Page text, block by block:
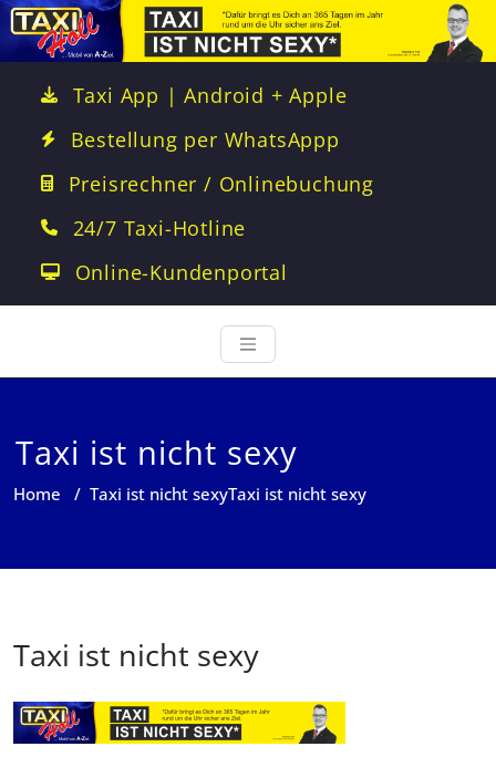
Taxi App | Android + Apple
Bestellung per WhatsAppp
Preisrechner / Onlinebuchung
24/7 Taxi-Hotline
Online-Kundenportal
Taxi ist nicht sexy
Home / Taxi ist nicht sexyTaxi ist nicht sexy
Taxi ist nicht sexy